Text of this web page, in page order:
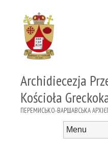
Archidiecezja
Kościoła
ПЕРЕМИСЬКО-ВАРШАВСЬКА